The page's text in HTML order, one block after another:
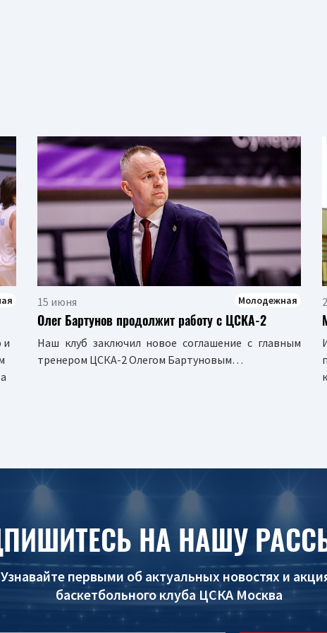
и
15 июня Молодежная
Олег Бартунов продолжит работу с ЦСКА-2
Наш клуб заключил новое соглашение с главным
тренером ЦСКА-2 Олегом Бартуновым…
НА НАШУ
Узнавайте первыми об актуальных новостях и
баскетбольного клуба ЦСКА Москва